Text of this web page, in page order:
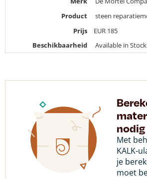
Product
steen
Prijs
EUR185
Beschikbaarheid
Available in Stock
Met
KALK-
je
moet